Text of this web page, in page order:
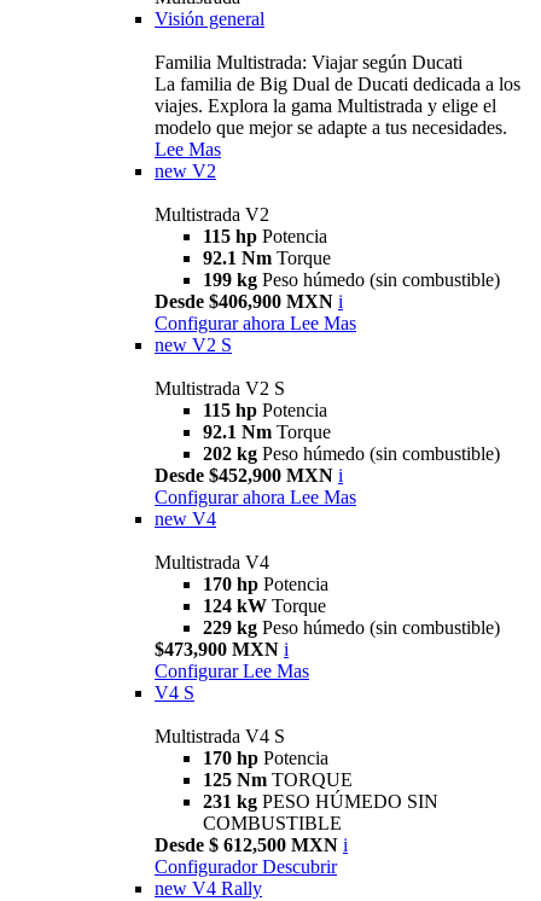
Visión general
Familia Multistrada: Viajar según Ducati
La familia de Big Dual de Ducati dedicada a los
viajes. Explora la gama Multistrada y elige el
modelo que mejor se adapte a tus necesidades.
Lee Mas
new V2
Multistrada V2
115 hp Potencia
92.1 Nm Torque
199 kg Peso húmedo (sin combustible)
Desde $406,900 MXN i
Configurar ahora Lee Mas
new V2 S
Multistrada V2 S
115 hp Potencia
92.1 Nm Torque
202 kg Peso húmedo (sin combustible)
Desde $452,900 MXN i
Configurar ahora Lee Mas
new V4
Multistrada V4
170 hp Potencia
124 kW Torque
229 kg Peso húmedo (sin combustible)
$473,900 MXN i
Configurar Lee Mas
V4 S
Multistrada V4 S
170 hp Potencia
125 Nm TORQUE
231 kg PESO HÚMEDO SIN
COMBUSTIBLE
Desde $ 612,500 MXN i
Configurador Descubrir
new V4 Rally